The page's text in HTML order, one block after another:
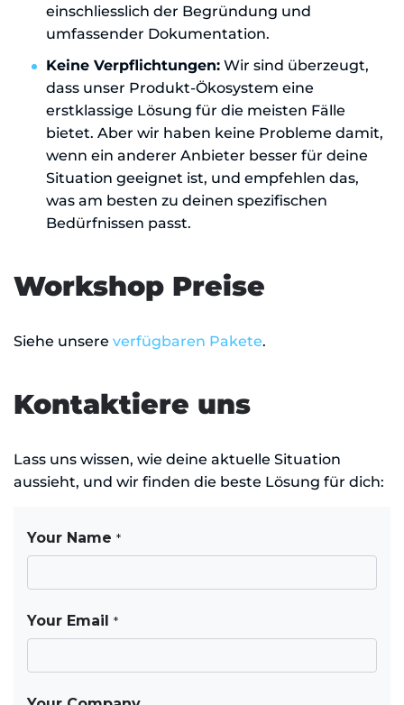
einschliesslich der Begründung und
umfassender Dokumentation.
Keine Verpflichtungen: Wir sind überzeugt,
dass unser Produkt-Ökosystem eine
erstklassige Lösung für die meisten Fälle
bietet. Aber wir haben keine Probleme damit,
wenn ein anderer Anbieter besser für deine
Situation geeignet ist, und empfehlen das,
was am besten zu deinen spezifischen
Bedürfnissen passt.
Workshop Preise
Siehe unsere verfügbaren Pakete.
Kontaktiere uns
Lass uns wissen, wie deine aktuelle Situation
aussieht, und wir finden die beste Lösung für dich: